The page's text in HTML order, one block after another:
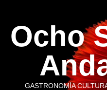
contenido
Ocho
GASTRONOMÍA